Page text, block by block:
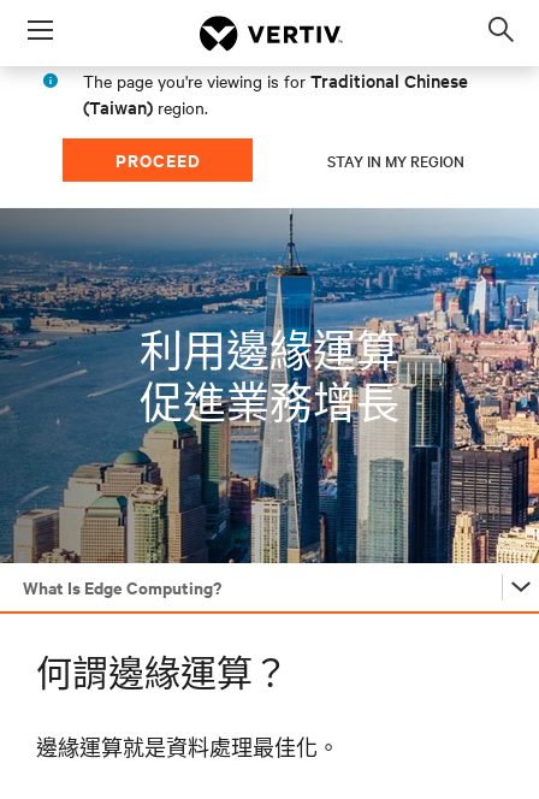
Menu
The page you're viewing is for Traditional Chinese
(Taiwan) region.
PROCEED STAY IN MY REGION
利用邊緣運算
促進業務增長
What Is Edge Computing?
何謂邊緣運算？
邊緣運算就是資料處理最佳化。